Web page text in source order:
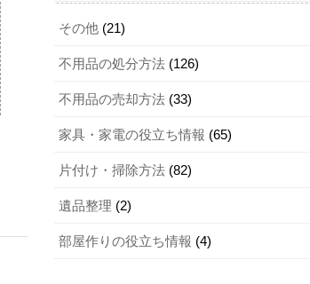
その他 (21)
不用品の処分方法 (126)
不用品の売却方法 (33)
家具・家電の役立ち情報 (65)
片付け・掃除方法 (82)
遺品整理 (2)
部屋作りの役立ち情報 (4)